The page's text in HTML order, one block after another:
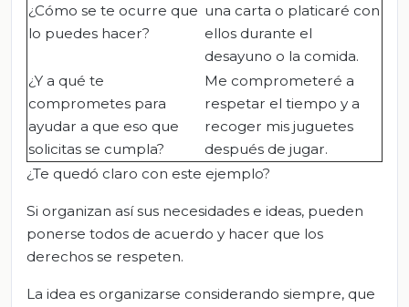
¿Cómo se te ocurre que
lo puedes hacer?
una carta o platicaré con
ellos durante el
desayuno o la comida.
¿Y a qué te
comprometes para
ayudar a que eso que
solicitas se cumpla?
Me comprometeré a
respetar el tiempo y a
recoger mis juguetes
después de jugar.
¿Te quedó claro con este ejemplo?
Si organizan así sus necesidades e ideas, pueden
ponerse todos de acuerdo y hacer que los
derechos se respeten.
La idea es organizarse considerando siempre, que